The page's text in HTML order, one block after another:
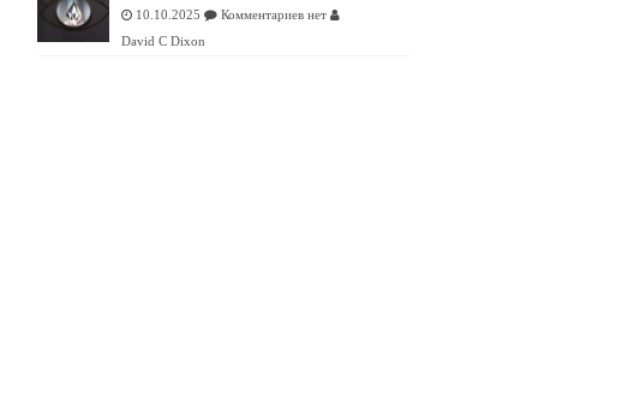
10.10.2025
Комментариев нет
David C Dixon